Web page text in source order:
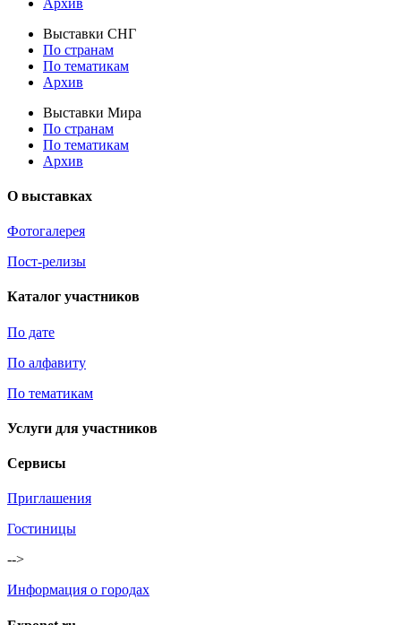
Выставки СНГ
По странам
По тематикам
Архив
Выставки Мира
По странам
По тематикам
Архив
О выставках
Фотогалерея
Пост-релизы
Каталог участников
По дате
По алфавиту
По тематикам
Услуги для участников
Сервисы
Приглашения
Гостиницы
-->
Информация о городах